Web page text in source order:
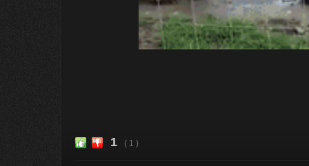
1 ( 1 )